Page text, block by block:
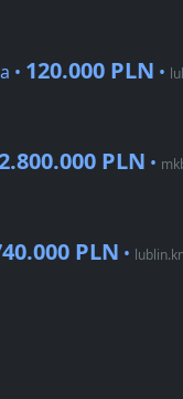
• 120.000 PLN •
PLN •
PLN •